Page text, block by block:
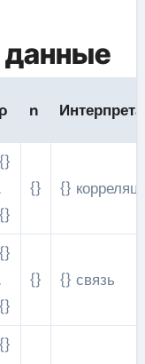
данные
ρ n
{}
.
{}
{} {}
{}
.
{}
{} {} связь
{}